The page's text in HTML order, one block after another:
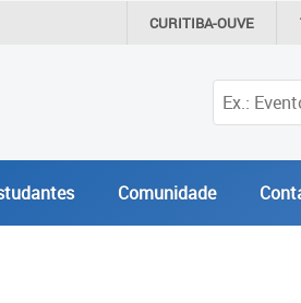
CURITIBA-OUVE
Comunidade